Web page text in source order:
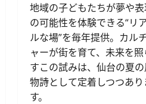
地域の子どもたちが夢や
の可能性を体験できる“リ
ルな場”を毎年提供。カル
ャーが街を育て、未来を照
すこの試みは、仙台の夏
物詩として定着しつつあり
す。